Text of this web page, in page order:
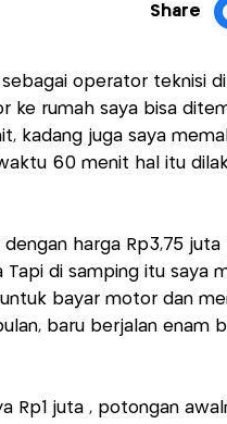
Share
operator teknisi
ke rumah saya bisa
kadang juga saya
60 menit hal itu
harga Rp3,75
di samping itu saya
bayar motor dan
baru berjalan enam
Rp1 juta , potongan